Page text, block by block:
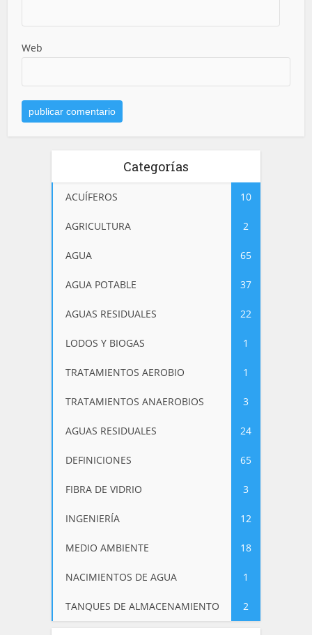
Web
Categorías
ACUÍFEROS 10
AGRICULTURA 2
AGUA 65
AGUA POTABLE 37
AGUAS RESIDUALES 22
LODOS Y BIOGAS 1
TRATAMIENTOS AEROBIO 1
TRATAMIENTOS ANAEROBIOS 3
AGUAS RESIDUALES 24
DEFINICIONES 65
FIBRA DE VIDRIO 3
INGENIERÍA 12
MEDIO AMBIENTE 18
NACIMIENTOS DE AGUA 1
TANQUES DE ALMACENAMIENTO 2